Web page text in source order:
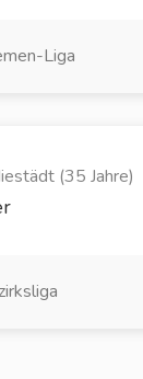
Liga
(35 Jahre)